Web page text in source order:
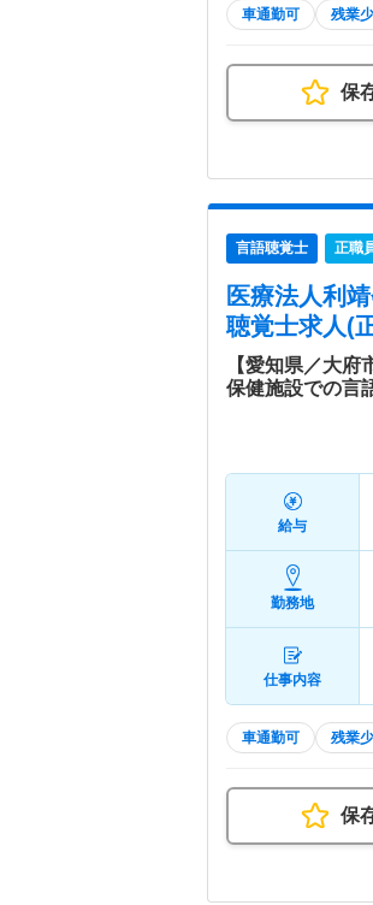
車通勤可 残業
保
言語聴覚士 正職
医療法人利
聴覚士求人(
【愛知県／大
保健施設での言
給与
勤務地
仕事内容
車通勤可 残業
保